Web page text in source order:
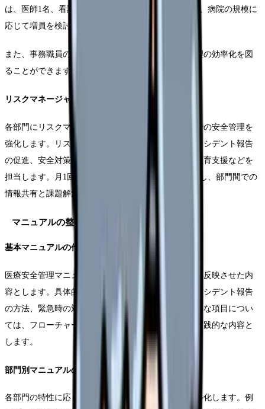
は、医師1名、看護師2名、薬剤師1名を基本構成とし、病院の規模に
応じて増員を検討します。
また、事務職員の配置により、データ分析や文書管理の効率化を図
ることができます。
リスクマネージャーの配置と役割
各部門にリスクマネージャーを配置し、現場レベルでの安全管理を
強化します。リスクマネージャーは、部門内でのインシデント報告
の促進、安全対策の実施状況の確認、スタッフへの教育支援などを
担当します。月1回のリスクマネージャー会議を開催し、部門間での
情報共有と課題解決を図ります。
マニュアルの整備と更新体制
基本マニュアルの作成
医療安全管理マニュアルは、病院の理念や基本方針を反映させた内
容とします。具体的には、安全管理体制の概要、インシデント報告
の方法、緊急時の対応手順などを含めます。特に重要な項目につい
ては、フローチャートやチェックリストを活用し、実践的な内容と
します。
部門別マニュアルの整備
各部門の特性に応じた具体的な安全対策をマニュアル化します。例